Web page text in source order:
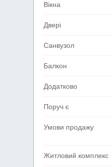
Вікна
Двері
Санвузол
Балкон
Додатково
Поруч є
Умови продажу
Житловий комплекс